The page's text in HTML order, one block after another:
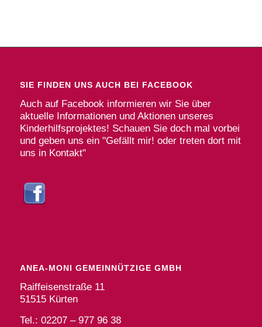
SIE FINDEN UNS AUCH BEI FACEBOOK
Auch auf Facebook informieren wir Sie über
aktuelle Informationen und Aktionen unseres
Kinderhilfsprojektes! Schauen Sie doch mal vorbei
und geben uns ein "Gefällt mir! oder treten dort mit
uns in Kontakt"
ANEA-MONI GEMEINNÜTZIGE GMBH
Raiffeisenstraße 11
51515 Kürten
Tel.: 02207 – 977 96 38